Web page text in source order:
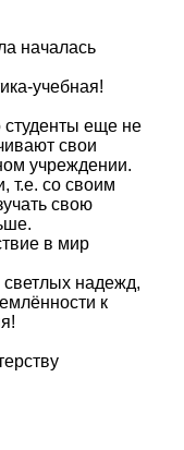
началась
учебная!
студенты еще не
свои
учреждении.
т.е. со своим
свою
в мир
надежд,
к